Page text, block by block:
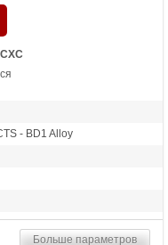
- BD1 Alloy
Больше параметров